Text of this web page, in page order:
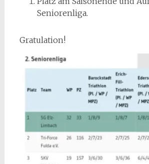
Seniorenliga.
Gratulation!